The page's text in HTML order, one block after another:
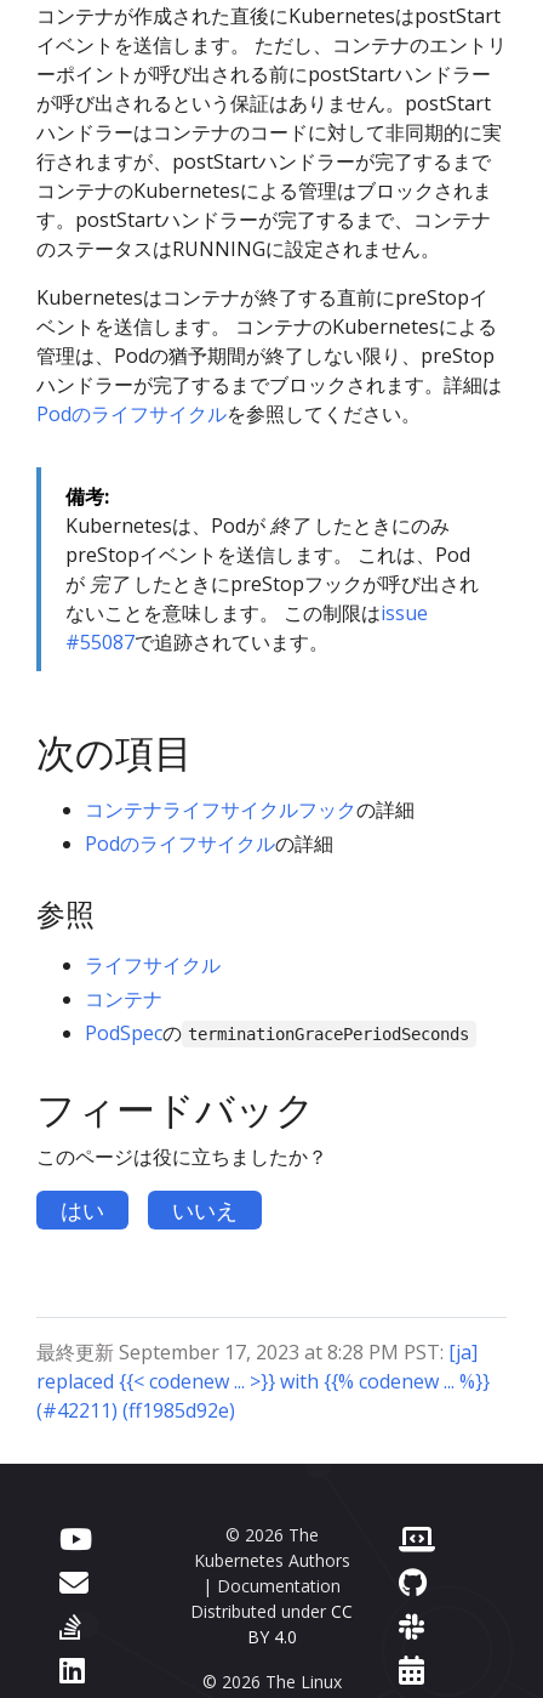
コンテナが作成された直後にKubernetesはpostStart
イベントを送信します。 ただし、コンテナのエントリ
ーポイントが呼び出される前にpostStartハンドラー
が呼び出されるという保証はありません。postStart
ハンドラーはコンテナのコードに対して非同期的に実
行されますが、postStartハンドラーが完了するまで
コンテナのKubernetesによる管理はブロックされま
す。postStartハンドラーが完了するまで、コンテナ
のステータスはRUNNINGに設定されません。
Kubernetesはコンテナが終了する直前にpreStopイ
ベントを送信します。 コンテナのKubernetesによる
管理は、Podの猶予期間が終了しない限り、preStop
ハンドラーが完了するまでブロックされます。詳細は
Podのライフサイクルを参照してください。
備考:
Kubernetesは、Podが終了したときにのみ
preStopイベントを送信します。 これは、Pod
が 完了したときにpreStopフックが呼び出され
ないことを意味します。 この制限はissue
#55087で追跡されています。
次の項目
コンテナライフサイクルフックの詳細
Podのライフサイクルの詳細
参照
ライフサイクル
コンテナ
PodSpecの terminationGracePeriodSeconds
フィードバック
このページは役に立ちましたか？
はい いいえ
最終更新 September 17, 2023 at 8:28 PM PST: [ja]
replaced {{< codenew ... >}} with {{% codenew ... %}}
(#42211) (ff1985d92e)
© 2026 The
Kubernetes Authors
| Documentation
Distributed under CC
BY 4.0
© 2026 The Linux